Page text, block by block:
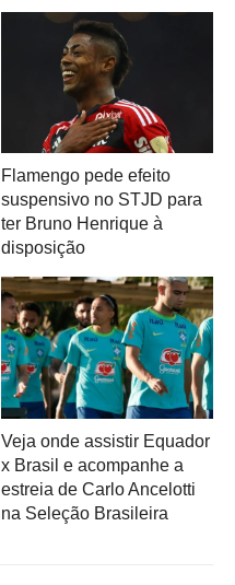
Flamengo pede efeito
suspensivo no STJD para
ter Bruno Henrique à
disposição
Veja onde assistir Equador
x Brasil e acompanhe a
estreia de Carlo Ancelotti
na Seleção Brasileira